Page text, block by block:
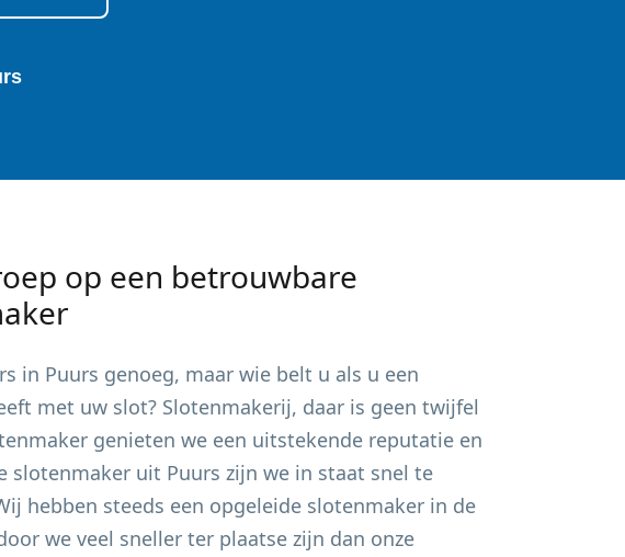
op een betrouwbare
in Puurs genoeg, maar wie belt u als u een
met uw slot? Slotenmakerij, daar is geen twijfel
genieten we een uitstekende reputatie en
slotenmaker uit Puurs zijn we in staat snel te
hebben steeds een opgeleide slotenmaker in de
we veel sneller ter plaatse zijn dan onze